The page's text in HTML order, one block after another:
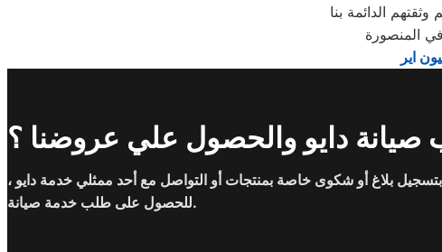
اير
دايو والحصول علي عروضنا ؟
بلاغ أو شكوى خاصة بمنتجات أو التواصل مع أحد ممثلي خدمة دايو ،
للحصول على طلب خدمة صيانة.